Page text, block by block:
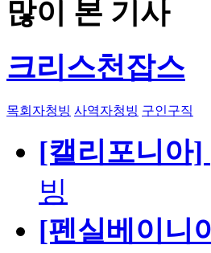
많이 본 기사
크리스천잡스
목회자청빙 사역자청빙 구인구직
[캘리포니아]
빙
[펜실베이니